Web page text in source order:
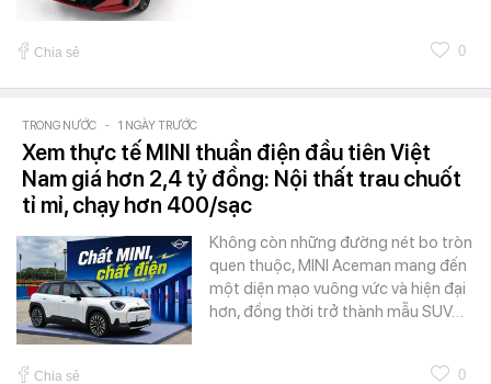
Chia sẻ 0
TRONG NƯỚC - 1 NGÀY TRƯỚC
Xem thực tế MINI thuần điện đầu tiên Việt
Nam giá hơn 2,4 tỷ đồng: Nội thất trau chuốt
tỉ mỉ, chạy hơn 400/sạc
Không còn những đường nét bo tròn
quen thuộc, MINI Aceman mang đến
một diện mạo vuông vức và hiện đại
hơn, đồng thời trở thành mẫu SUV…
Chia sẻ 0